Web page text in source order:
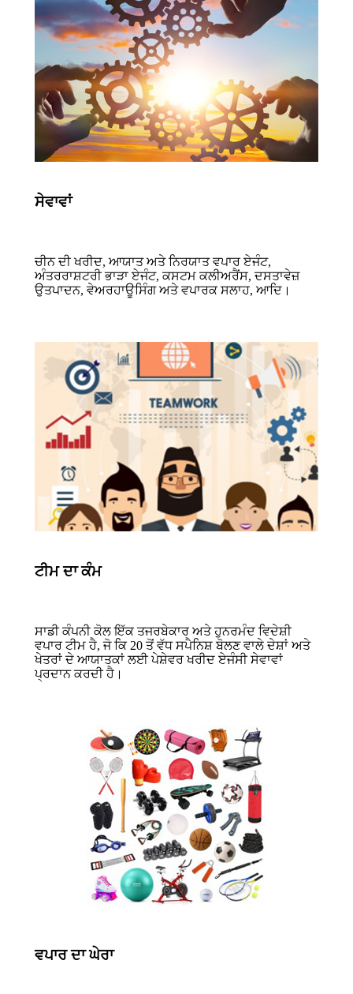
ਸੇਵਾਵਾਂ
ਚੀਨ ਦੀ ਖਰੀਦ, ਆਯਾਤ ਅਤੇ ਨਿਰਯਾਤ ਵਪਾਰ ਏਜੰਟ,
ਅੰਤਰਰਾਸ਼ਟਰੀ ਭਾੜਾ ਏਜੰਟ, ਕਸਟਮ ਕਲੀਅਰੈਂਸ, ਦਸਤਾਵੇਜ਼
ਉਤਪਾਦਨ, ਵੇਅਰਹਾਊਸਿੰਗ ਅਤੇ ਵਪਾਰਕ ਸਲਾਹ, ਆਦਿ।
ਟੀਮ ਦਾ ਕੰਮ
ਸਾਡੀ ਕੰਪਨੀ ਕੋਲ ਇੱਕ ਤਜਰਬੇਕਾਰ ਅਤੇ ਹੁਨਰਮੰਦ ਵਿਦੇਸ਼ੀ
ਵਪਾਰ ਟੀਮ ਹੈ, ਜੋ ਕਿ 20 ਤੋਂ ਵੱਧ ਸਪੈਨਿਸ਼ ਬੋਲਣ ਵਾਲੇ ਦੇਸ਼ਾਂ ਅਤੇ
ਖੇਤਰਾਂ ਦੇ ਆਯਾਤਕਾਂ ਲਈ ਪੇਸ਼ੇਵਰ ਖਰੀਦ ਏਜੰਸੀ ਸੇਵਾਵਾਂ
ਪ੍ਰਦਾਨ ਕਰਦੀ ਹੈ।
ਵਪਾਰ ਦਾ ਘੇਰਾ